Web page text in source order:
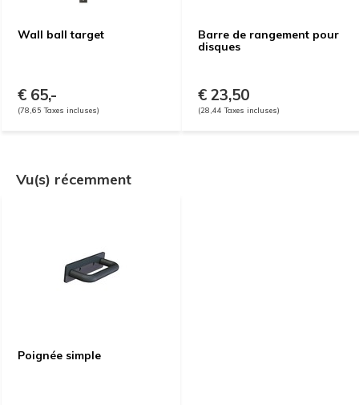
Wall ball target
€ 65,-
(78,65 Taxes incluses)
Barre de rangement pour
disques
€ 23,50
(28,44 Taxes incluses)
Vu(s) récemment
Poignée simple